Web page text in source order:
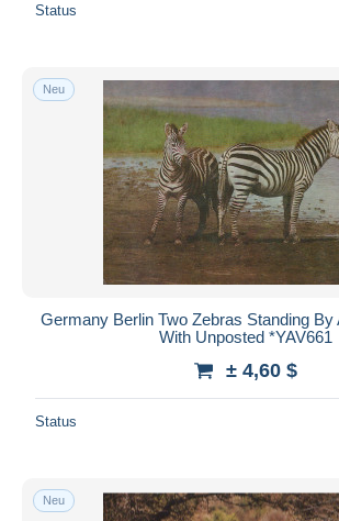
Status
Neu
Germany Berlin Two Zebras Standing By
With Unposted *YAV661
± 4,60 $
Status
Neu